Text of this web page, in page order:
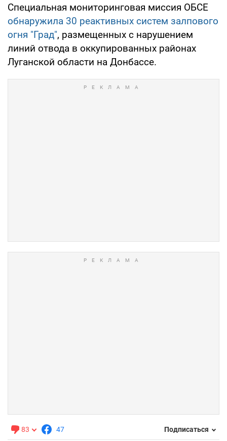
Специальная мониторинговая миссия ОБСЕ
обнаружила 30 реактивных систем залпового
огня "Град", размещенных с нарушением
линий отвода в оккупированных районах
Луганской области на Донбассе.
83 47 Подписаться